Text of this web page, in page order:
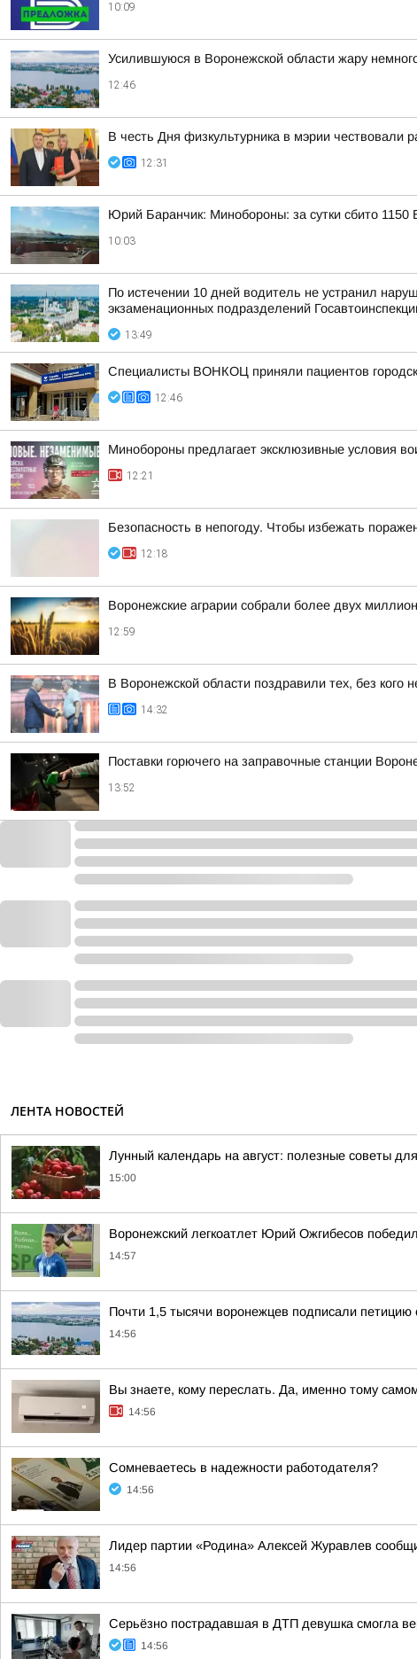
10:09
Усилившуюся в Воронежской области жару
12:46
В честь Дня физкультурника в мэрии чествовали
12:31
Юрий Баранчик: Минобороны: за сутки сбито
10:03
По истечении 10 дней водитель не устранил
экзаменационных подразделений
13:49
Специалисты ВОНКОЦ приняли пациентов
12:46
Минобороны предлагает эксклюзивные условия
12:21
Безопасность в непогоду. Чтобы избежать
12:18
Воронежские аграрии собрали более двух
12:59
В Воронежской области поздравили тех, без кого
14:32
Поставки горючего на заправочные станции
13:52
ЛЕНТА НОВОСТЕЙ
Лунный календарь на август: полезные советы
15:00
Воронежский легкоатлет Юрий Ожгибесов
14:57
Почти 1,5 тысячи воронежцев подписали петицию
14:56
Вы знаете, кому переслать. Да, именно тому
14:56
Сомневаетесь в надежности работодателя?
14:56
Лидер партии «Родина» Алексей Журавлев
14:56
Серьёзно пострадавшая в ДТП девушка смогла
14:56